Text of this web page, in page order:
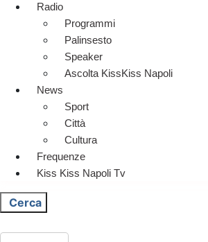
Radio
Programmi
Palinsesto
Speaker
Ascolta KissKiss Napoli
News
Sport
Città
Cultura
Frequenze
Kiss Kiss Napoli Tv
Cerca